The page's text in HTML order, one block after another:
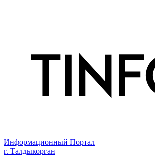
Информационный Портал
г. Талдыкорган